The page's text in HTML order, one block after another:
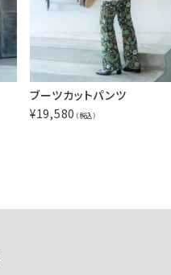
ブーツカットパンツ
¥19,580 （税込）